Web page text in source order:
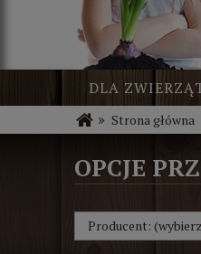
DLA
BLOG
» Strona główna
OPCJE
Producent: